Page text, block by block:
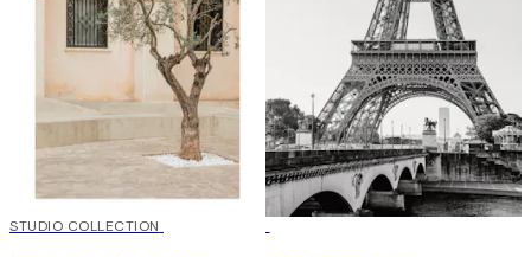
50%*
STUDIO COLLECTION